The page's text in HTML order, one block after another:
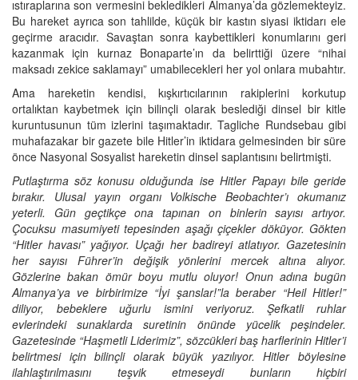
ıstıraplarına son vermesini bekledikleri Almanya’da gözlemekteyiz.
Bu hareket ayrıca son tahlilde, küçük bir kastın siyasi iktidarı ele
geçirme aracıdır. Savaştan sonra kaybettikleri konumlarını geri
kazanmak için kurnaz Bonaparte’ın da belirttiği üzere “nihai
maksadı zekice saklamayı” umabilecekleri her yol onlara mubahtır.
Ama hareketin kendisi, kışkırtıcılarının rakiplerini korkutup
ortalıktan kaybetmek için bilinçli olarak beslediği dinsel bir kitle
kuruntusunun tüm izlerini taşımaktadır. Tagliche Rundsebau gibi
muhafazakar bir gazete bile Hitler’in iktidara gelmesinden bir süre
önce Nasyonal Sosyalist hareketin dinsel saplantısını belirtmişti.
Putlaştırma söz konusu olduğunda ise Hitler Papayı bile geride
bırakır. Ulusal yayın organı Volkische Beobachter’ı okumanız
yeterli. Gün geçtikçe ona tapınan on binlerin sayısı artıyor.
Çocuksu masumiyeti tepesinden aşağı çiçekler döküyor. Gökten
“Hitler havası” yağıyor. Uçağı her badireyi atlatıyor. Gazetesinin
her sayısı Führer’in değişik yönlerini mercek altına alıyor.
Gözlerine bakan ömür boyu mutlu oluyor! Onun adına bugün
Almanya’ya ve birbirimize “İyi şanslar!”la beraber “Heil Hitler!”
diliyor, bebeklere uğurlu ismini veriyoruz. Şefkatli ruhlar
evlerindeki sunaklarda suretinin önünde yücelik peşindeler.
Gazetesinde “Haşmetli Liderimiz”, sözcükleri baş harflerinin Hitler’i
belirtmesi için bilinçli olarak büyük yazılıyor. Hitler böylesine
ilahlaştırılmasını teşvik etmeseydi bunların hiçbiri